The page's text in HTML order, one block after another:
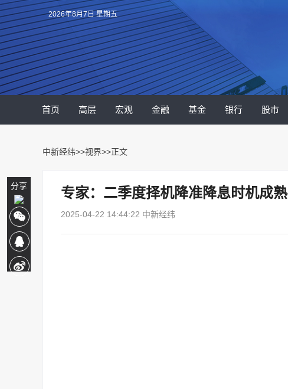
分享
2026年8月7日 星期五
首页 高层 宏观 金融 基金 银行 股市
中新经纬>>视界>>正文
专家：二季度择机降准降息时机成
2025-04-22 14:44:22 中新经纬